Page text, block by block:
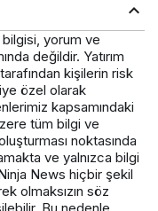
bilgisi, yorum ve
değildir. Yatırım
kişilerin risk
özel olarak
kapsamındaki
tüm bilgi ve
noktasında
ve yalnızca bilgi
News hiçbir şekil
olmaksızın söz